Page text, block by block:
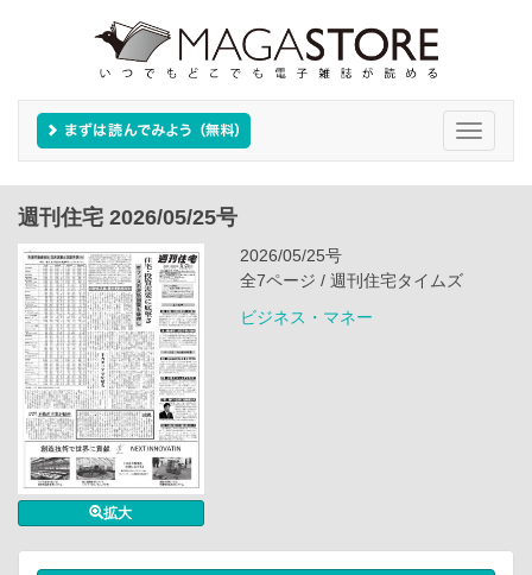
Toggle
週刊住宅 2026/05/25号
拡大
2026/05/25号
全7ページ / 週刊住宅タイムズ
ビジネス・マネー